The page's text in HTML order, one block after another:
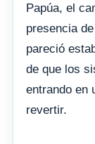
Papúa, el
presencia
pareció
de que los
entrando en
revertir.